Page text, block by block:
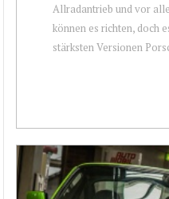
Allradantrieb und vor
können es richten, doch
stärksten Versionen